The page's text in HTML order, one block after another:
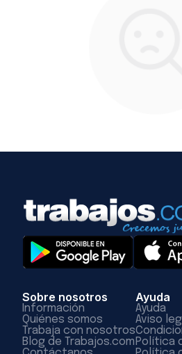
Sobre nosotros
Información
Quiénes somos
Trabaja con nosotros
Blog de Trabajos.com
Ayuda
Ayuda
Aviso
Política